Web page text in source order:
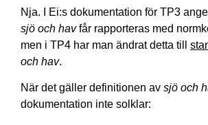
Nja. I Ei:s dokumentation för TP3
sjö och havfår rapporteras med
men i TP4 har man ändrat detta till
och hav.
När det gäller definitionen av sjö och
dokumentation inte solklar: